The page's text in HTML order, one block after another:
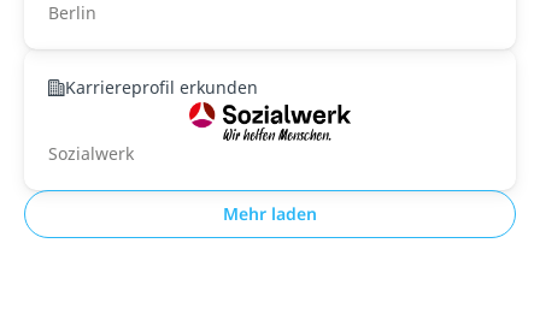
Berlin
Karriereprofil erkunden
Sozialwerk
Mehr laden